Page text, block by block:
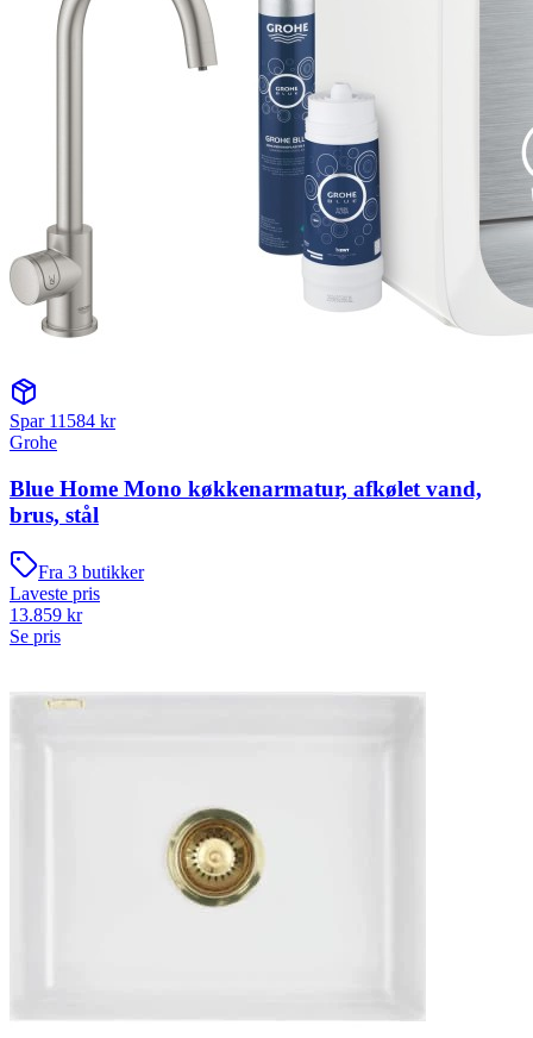
Spar 11584 kr
Grohe
Blue Home Mono køkkenarmatur, afkølet vand,
brus, stål
Fra 3 butikker
Laveste pris
13.859 kr
Se pris